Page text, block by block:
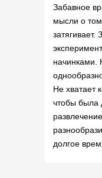
Забавное
мысли о
начинками.
Не хватает
чтобы была
долгое